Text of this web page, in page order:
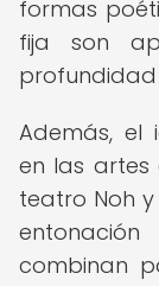
formas
fija son
profundidad
Además, el
en las artes
teatro Noh
combinan